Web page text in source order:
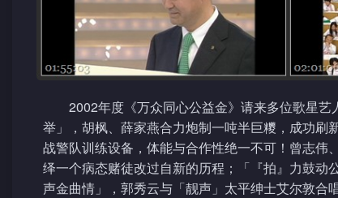
2002年度《万众同心公益金》请来多位歌星
举」，胡枫、薛家燕合力炮制一吨半巨糭，成功
战警队训练设备，体能与合作性绝一不可！曾志
绎一个病态赌徒改过自新的历程；「『拍』力鼓
声金曲情」，郭秀云与「靓声」太平绅士艾尔敦合唱